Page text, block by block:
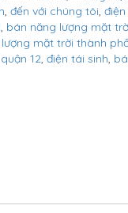
, đến với chúng tôi,
, bán năng lượng mặt
mặt trời thành
quận 12, điện tái sinh,